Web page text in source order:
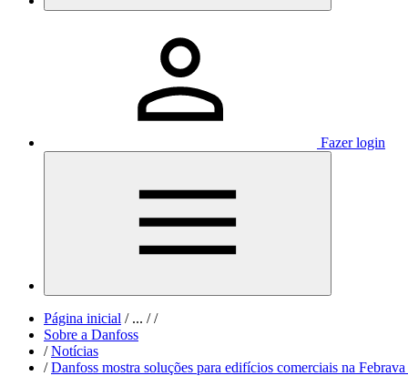
Fazer login
Página inicial /... / /
Sobre a Danfoss
/ Notícias
/ Danfoss mostra soluções para edifícios comerciais na